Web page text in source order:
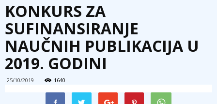
KONKURS ZA
SUFINANSIRANJE
NAUČNIH PUBLIKACIJA U
2019. GODINI
25/10/2019 1640